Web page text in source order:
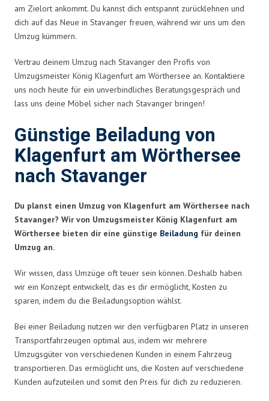
am Zielort ankommt. Du kannst dich entspannt zurücklehnen und
dich auf das Neue in Stavanger freuen, während wir uns um den
Umzug kümmern.
Vertrau deinem Umzug nach Stavanger den Profis von
Umzugsmeister König Klagenfurt am Wörthersee an. Kontaktiere
uns noch heute für ein unverbindliches Beratungsgespräch und
lass uns deine Möbel sicher nach Stavanger bringen!
Günstige Beiladung von
Klagenfurt am Wörthersee
nach Stavanger
Du planst einen Umzug von Klagenfurt am Wörthersee nach
Stavanger? Wir von Umzugsmeister König Klagenfurt am
Wörthersee bieten dir eine günstige Beiladung für deinen
Umzug an.
Wir wissen, dass Umzüge oft teuer sein können. Deshalb haben
wir ein Konzept entwickelt, das es dir ermöglicht, Kosten zu
sparen, indem du die Beiladungsoption wählst.
Bei einer Beiladung nutzen wir den verfügbaren Platz in unseren
Transportfahrzeugen optimal aus, indem wir mehrere
Umzugsgüter von verschiedenen Kunden in einem Fahrzeug
transportieren. Das ermöglicht uns, die Kosten auf verschiedene
Kunden aufzuteilen und somit den Preis für dich zu reduzieren.